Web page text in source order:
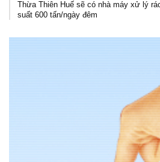
Thừa Thiên Huế sẽ có nhà máy xử lý
suất 600 tấn/ngày đêm